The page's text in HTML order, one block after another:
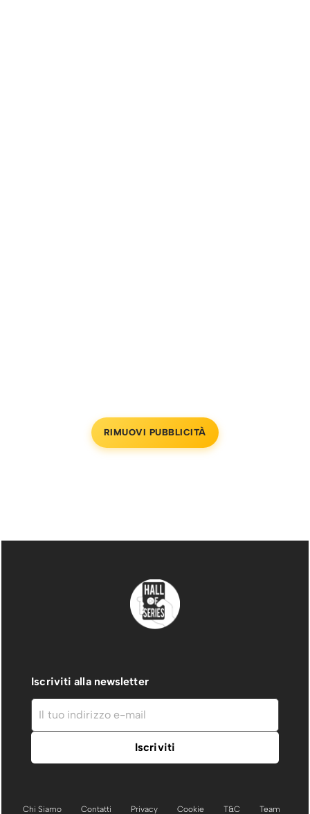
RIMUOVI PUBBLICITÀ
Iscriviti alla newsletter
Chi Siamo Contatti Privacy Cookie T&C Team